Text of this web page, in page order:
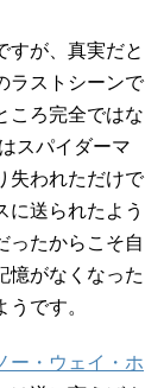
すが、真実だと
ラストシーンで
ころ完全ではな
スパイダーマ
失われただけで
に送られたよう
ったからこそ自
憶がなくなった
です。
ー・ウェイ・ホ